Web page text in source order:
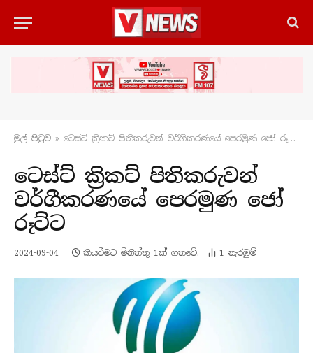
මුල් පිටු​ව » ටෙස්ට් ක්‍රිකට් පිතිකරුවන් වර්ගීකරණයේ පෙරමුණ ජෝ රූට්ට
ටෙස්ට් ක්‍රිකට් පිතිකරුවන්
වර්ගීකරණයේ පෙරමුණ ජෝ
රූට්ට
2024-09-04 කියවීමට මිනිත්තු 1ක් ගතවේ. 1 නැරඹු​ම්